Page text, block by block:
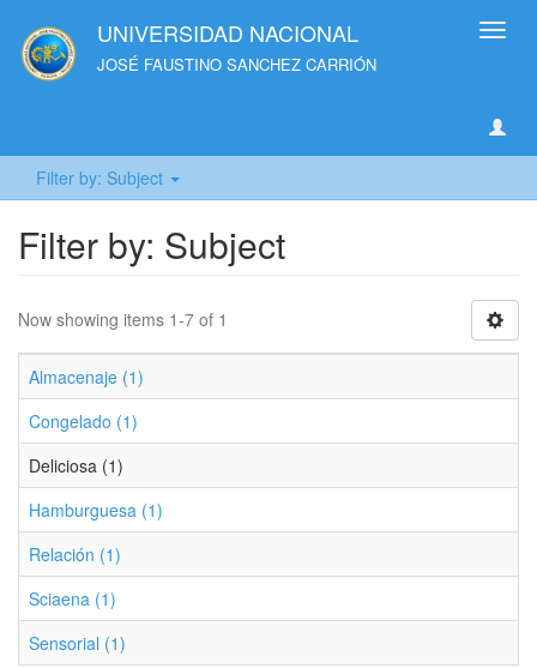
UNIVERSIDAD NACIONAL
JOSÉ FAUSTINO SANCHEZ CARRIÓN
Filter by: Subject
Filter by: Subject
Now showing items 1-7 of 1
Almacenaje (1)
Congelado (1)
Deliciosa (1)
Hamburguesa (1)
Relación (1)
Sciaena (1)
Sensorial (1)